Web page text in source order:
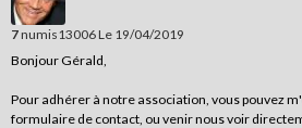
7numis13006Le 19/04/2019
Bonjour Gérald,
Pour adhérer à notre association, vous pouvez
formulaire de contact, ou venir nous voir